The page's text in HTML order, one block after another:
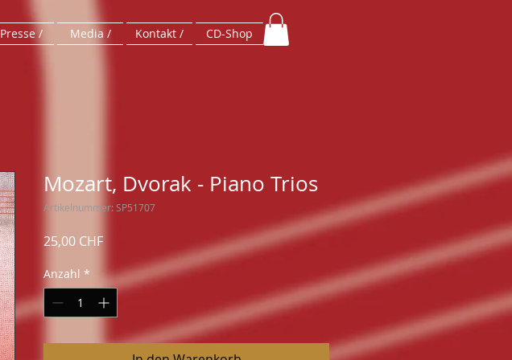
Presse / Media / Kontakt / CD-Shop
Mozart, Dvorak - Piano Trios
Artikelnummer: SP51707
25,00 CHFPreis
Anzahl *